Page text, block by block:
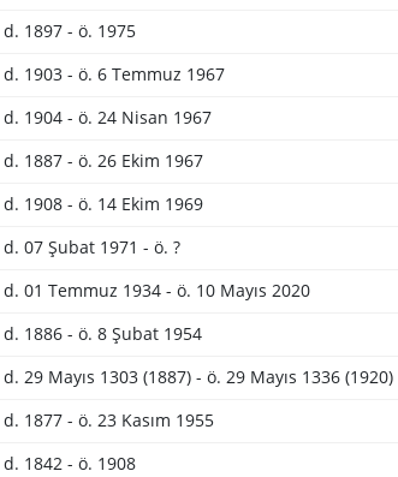
d. 1897 - ö. 1975
d. 1903 - ö. 6 Temmuz 1967
d. 1904 - ö. 24 Nisan 1967
d. 1887 - ö. 26 Ekim 1967
d. 1908 - ö. 14 Ekim 1969
d. 07 Şubat 1971 - ö. ?
d. 01 Temmuz 1934 - ö. 10 Mayıs 2020
d. 1886 - ö. 8 Şubat 1954
d. 29 Mayıs 1303 (1887) - ö. 29 Mayıs 1336 (1920)
d. 1877 - ö. 23 Kasım 1955
d. 1842 - ö. 1908